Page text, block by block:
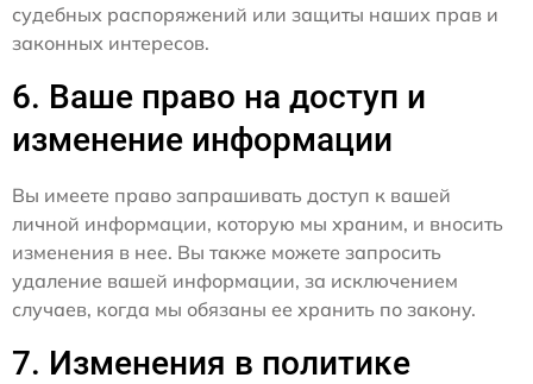
судебных распоряжений или защиты наших прав и
законных интересов.
6. Ваше право на доступ и
изменение информации
Вы имеете право запрашивать доступ к вашей
личной информации, которую мы храним, и вносить
изменения в нее. Вы также можете запросить
удаление вашей информации, за исключением
случаев, когда мы обязаны ее хранить по закону.
7. Изменения в политике